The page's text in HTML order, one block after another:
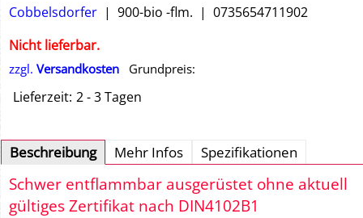
Cobbelsdorfer 900-bio -flm.
0735654711902
Nicht lieferbar.
zzgl. Versandkosten Grundpreis:
Lieferzeit: 2 - 3 Tagen
Beschreibung Mehr Infos Spezifikationen
Schwer entflammbar ausgerüstet ohne aktuell
gültiges Zertifikat nach DIN4102B1